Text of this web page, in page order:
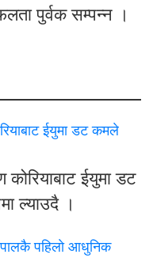
पुर्वक सम्पन्न ।
ईयुमा डट
ल्याउदै ।